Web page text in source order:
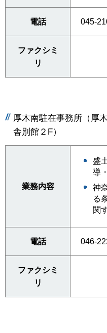
電話 045-
ファクシミ
リ
厚木南駐在事務所（厚
舎別館２F）
業務内容
盛
導
神
る
関
電話 046-
ファクシミ
リ